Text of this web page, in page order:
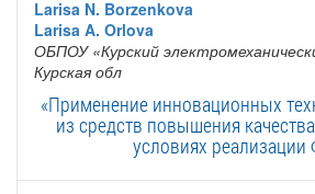
Larisa N. Borzenkova
Larisa A. Orlova
ОБПОУ «Курский
Курская обл
«Применение инновационных
из средств повышения
условиях реализации